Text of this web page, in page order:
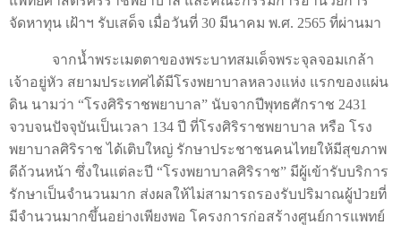
จัดหาทุน เฝ้าฯ รับเสด็จ เมื่อวันที่ 30 มีนาคม พ.ศ. 2565 ที่ผ่านมา
จากน้ำพระเมตตาของพระบาทสมเด็จพระจุลจอมเกล้า
เจ้าอยู่หัว สยามประเทศได้มีโรงพยาบาลหลวงแห่ง แรกของแผ่น
ดิน นามว่า “โรงศิริราชพยาบาล” นับจากปีพุทธศักราช 2431
จวบจนปัจจุบันเป็นเวลา 134 ปี ที่โรงศิริราชพยาบาล หรือ โรง
พยาบาลศิริราช ได้เติบใหญ่ รักษาประชาชนคนไทยให้มีสุขภาพ
ดีถ้วนหน้า ซึ่งในแต่ละปี “โรงพยาบาลศิริราช” มีผู้เข้ารับบริการ
รักษาเป็นจำนวนมาก ส่งผลให้ไม่สามารถรองรับปริมาณผู้ป่วยที่
มีจำนวนมากขึ้นอย่างเพียงพอ โครงการก่อสร้างศูนย์การแพทย์